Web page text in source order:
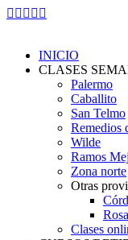
Skip
Facebook
new
Instagram
in
new
window
YouTube
in
new
window
Whatsapp
in
new
window
in
new
window
INICIO
CLASES
Palermo
Caballito
San Telmo
Remedios
Wilde
Ramos
Zona norte
Otras
Clases